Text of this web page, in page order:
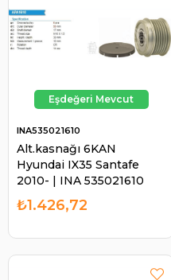
Alt.kasnağı 6KAN
Hyundai IX35 Santafe
2010- | INA 535021610
INA535021610
₺1.426,72